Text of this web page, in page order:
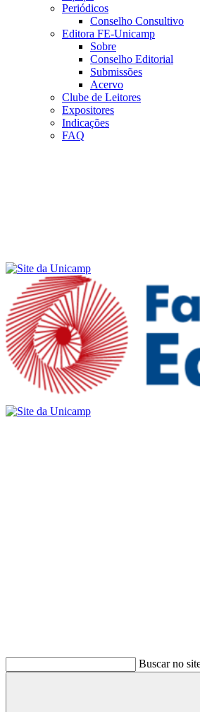
Periódicos
Conselho Consultivo
Editora FE-Unicamp
Sobre
Conselho Editorial
Submissões
Acervo
Clube de Leitores
Expositores
Indicações
FAQ
Buscar no